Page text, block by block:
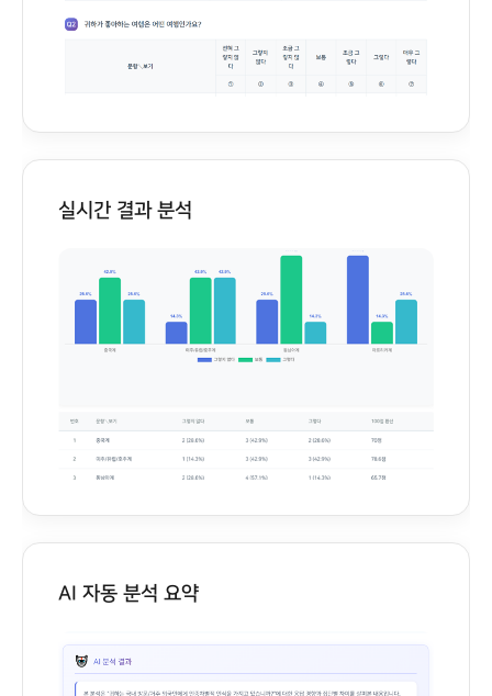
실시간 결과 분석
AI 자동 분석 요약